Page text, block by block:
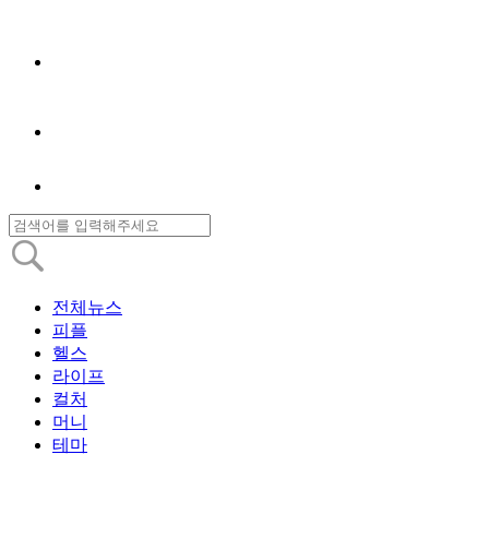
전체뉴스
피플
헬스
라이프
컬처
머니
테마